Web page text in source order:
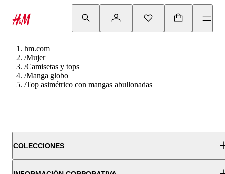
hm.com
/Mujer
/Camisetas y tops
/Manga globo
/Top asimétrico con mangas abullonadas
COLECCIONES